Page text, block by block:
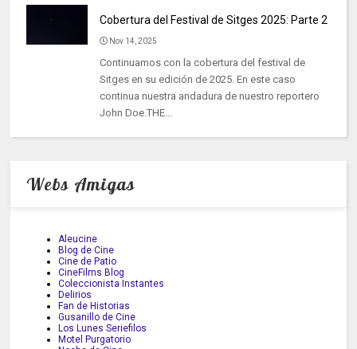
Cobertura del Festival de Sitges 2025: Parte 2
Nov 14, 2025
Continuamos con la cobertura del festival de
Sitges en su edición de 2025. En este caso
continua nuestra andadura de nuestro reportero
John Doe.THE...
Webs Amigas
Aleucine
Blog de Cine
Cine de Patio
CineFilms Blog
Coleccionista Instantes
Delirios
Fan de Historias
Gusanillo de Cine
Los Lunes Seriefilos
Motel Purgatorio